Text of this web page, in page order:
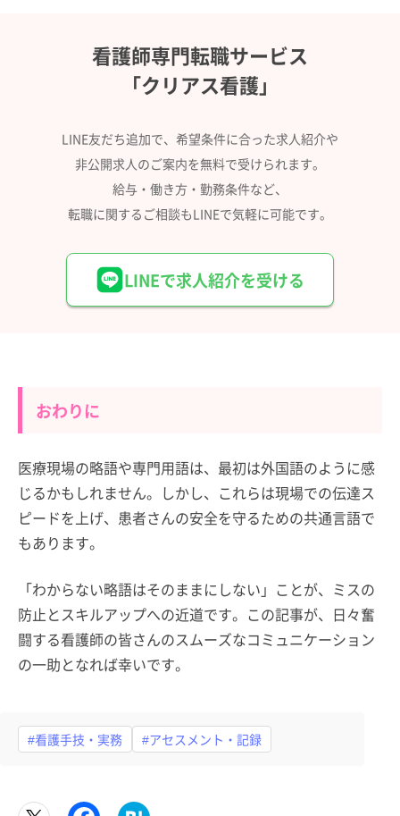
看護師専門転職サービス
「クリアス看護」
LINE友だち追加で、希望条件に合った求人紹介や
非公開求人のご案内を無料で受けられます。
給与・働き方・勤務条件など、
転職に関するご相談もLINEで気軽に可能です。
LINEで求人紹介を受ける
おわりに
医療現場の略語や専門用語は、最初は外国語のように感
じるかもしれません。しかし、これらは現場での伝達ス
ピードを上げ、患者さんの安全を守るための共通言語で
もあります。
「わからない略語はそのままにしない」ことが、ミスの
防止とスキルアップへの近道です。この記事が、日々奮
闘する看護師の皆さんのスムーズなコミュニケーション
の一助となれば幸いです。
#看護手技・実務 #アセスメント・記録